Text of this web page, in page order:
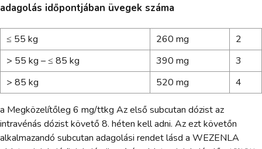
adagolás időpontjában üvegek száma
≤ 55 kg 260 mg
2
> 55 kg – ≤ 85 kg
390 mg
3
> 85 kg
520 mg 4
a Megközelítőleg 6 mg/ttkg Az első subcutan dózist az
intravénás dózist követő 8. héten kell adni. Az ezt követőn
alkalmazandó subcutan adagolási rendet lásd a WEZENLA